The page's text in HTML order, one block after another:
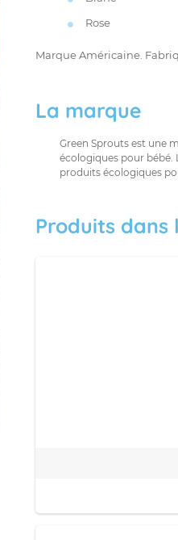
Rose
Marque Américaine.
La marque
Green Sprouts est une
écologiques pour bébé.
produits écologiques
Produits